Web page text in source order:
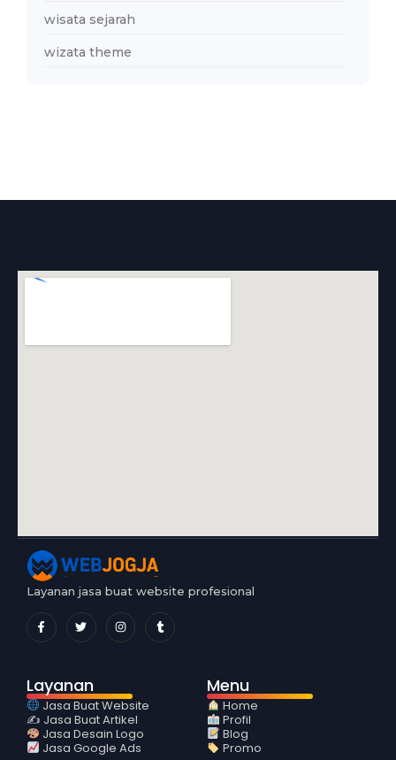
wisata sejarah
wizata theme
Layanan jasa buat website profesional
Layanan
Jasa Buat Website
✍️ Jasa Buat Artikel
Jasa Desain Logo
Jasa Google Ads
Menu
Home
Profil
Blog
Promo